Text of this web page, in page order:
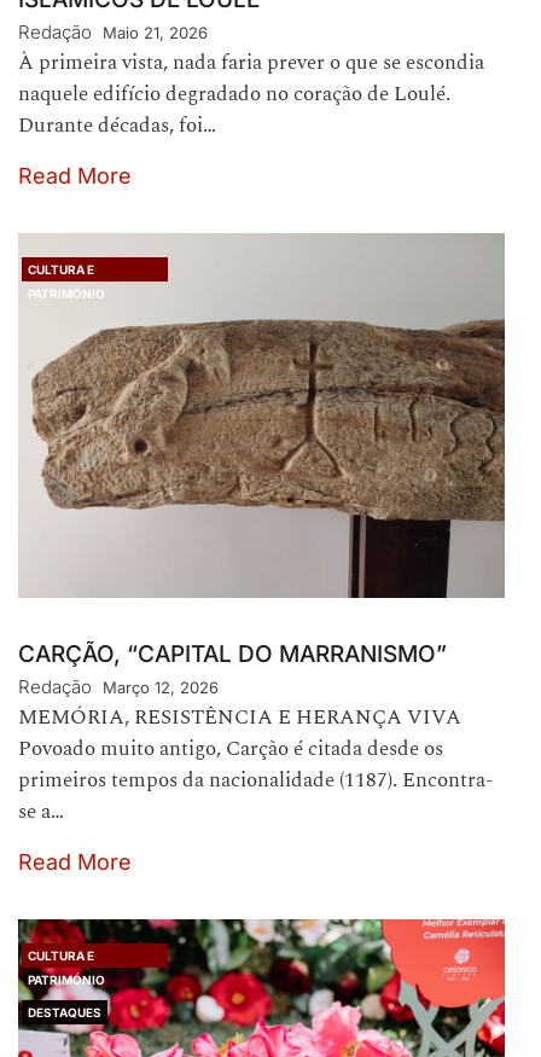
Redação Maio 21, 2026
À primeira vista, nada faria prever o que se escondia
naquele edifício degradado no coração de Loulé.
Durante décadas, foi…
Read More
CULTURA E
PATRIMÓNIO
CARÇÃO, “CAPITAL DO MARRANISMO”
Redação Março 12, 2026
MEMÓRIA, RESISTÊNCIA E HERANÇA VIVA
Povoado muito antigo, Carção é citada desde os
primeiros tempos da nacionalidade (1187). Encontra-
se a…
Read More
CULTURA E
PATRIMÓNIO
DESTAQUES